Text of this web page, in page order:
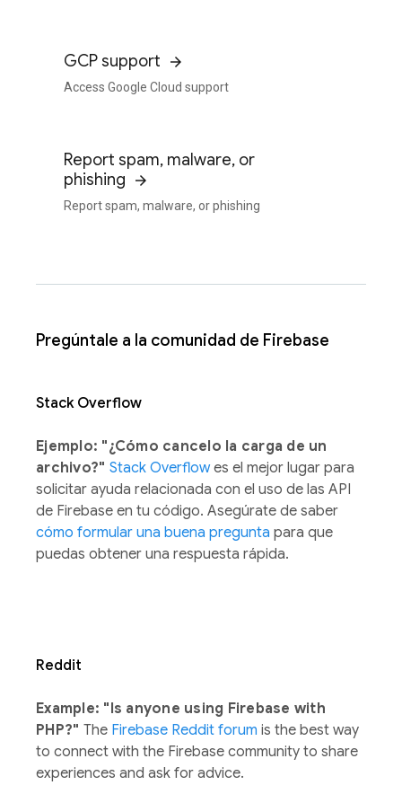
GCP support
Access Google Cloud support
Report spam, malware, or
phishing
Report spam, malware, or phishing
Pregúntale a la comunidad de Firebase
Stack Overflow
Ejemplo: "¿Cómo cancelo la carga de un
archivo?" Stack Overflowes el mejor lugar para
solicitar ayuda relacionada con el uso de las API
de Firebase en tu código. Asegúrate de saber
cómo formular una buena pregunta para que
puedas obtener una respuesta rápida.
Reddit
Example: "Is anyone using Firebase with
PHP?" The Firebase Reddit forum is the best way
to connect with the Firebase community to share
experiences and ask for advice.